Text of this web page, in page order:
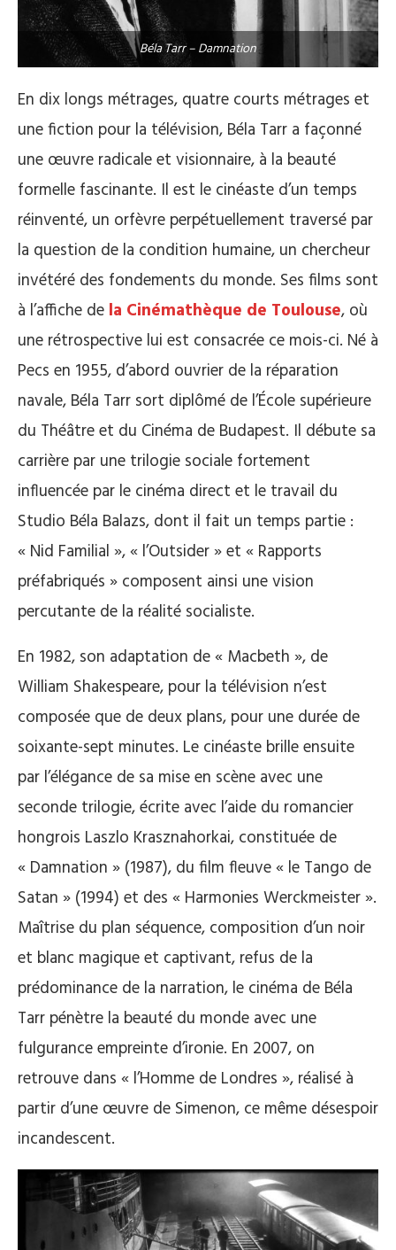
Béla Tarr – Damnation
En dix longs métrages, quatre courts métrages et
une fiction pour la télévision, Béla Tarr a façonné
une œuvre radicale et visionnaire, à la beauté
formelle fascinante. Il est le cinéaste d’un temps
réinventé, un orfèvre perpétuellement traversé par
la question de la condition humaine, un chercheur
invétéré des fondements du monde. Ses films sont
à l’affiche de la Cinémathèque de Toulouse, où
une rétrospective lui est consacrée ce mois-ci. Né à
Pecs en 1955, d’abord ouvrier de la réparation
navale, Béla Tarr sort diplômé de l’École supérieure
du Théâtre et du Cinéma de Budapest. Il débute sa
carrière par une trilogie sociale fortement
influencée par le cinéma direct et le travail du
Studio Béla Balazs, dont il fait un temps partie :
« Nid Familial », « l’Outsider » et « Rapports
préfabriqués » composent ainsi une vision
percutante de la réalité socialiste.
En 1982, son adaptation de « Macbeth », de
William Shakespeare, pour la télévision n’est
composée que de deux plans, pour une durée de
soixante-sept minutes. Le cinéaste brille ensuite
par l’élégance de sa mise en scène avec une
seconde trilogie, écrite avec l’aide du romancier
hongrois Laszlo Krasznahorkai, constituée de
« Damnation » (1987), du film fleuve « le Tango de
Satan » (1994) et des « Harmonies Werckmeister ».
Maîtrise du plan séquence, composition d’un noir
et blanc magique et captivant, refus de la
prédominance de la narration, le cinéma de Béla
Tarr pénètre la beauté du monde avec une
fulgurance empreinte d’ironie. En 2007, on
retrouve dans « l’Homme de Londres », réalisé à
partir d’une œuvre de Simenon, ce même désespoir
incandescent.